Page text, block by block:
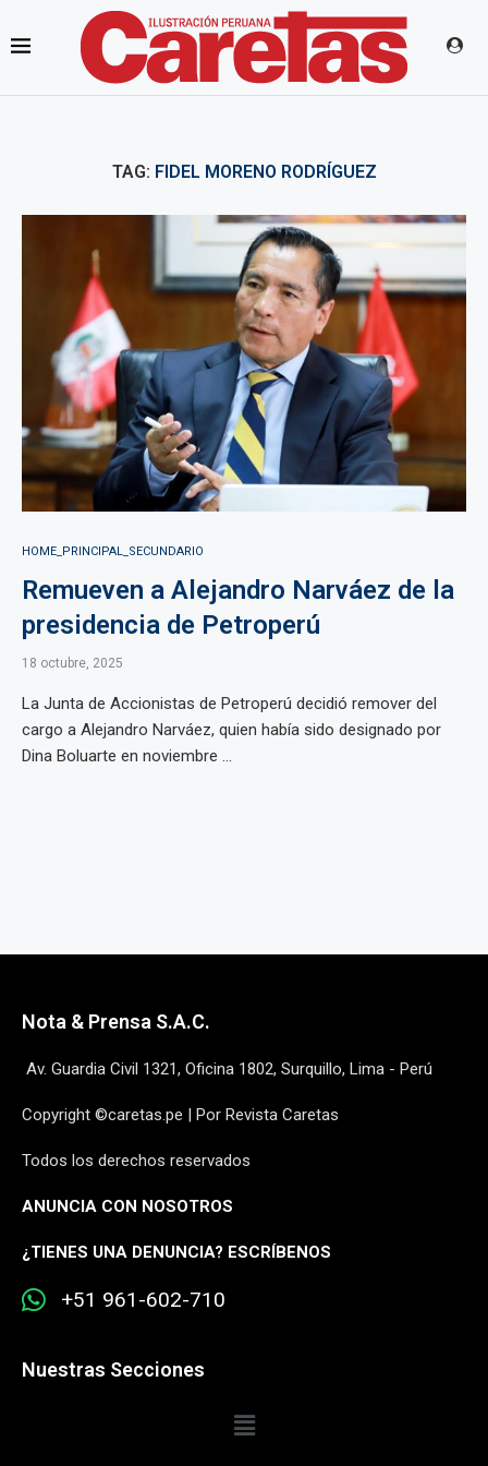
TAG: FIDEL MORENO RODRÍGUEZ
HOME_PRINCIPAL_SECUNDARIO
Remueven a Alejandro Narváez de la
presidencia de Petroperú
18 octubre, 2025
La Junta de Accionistas de Petroperú decidió remover del
cargo a Alejandro Narváez, quien había sido designado por
Dina Boluarte en noviembre ...
Nota & Prensa S.A.C.
Av. Guardia Civil 1321, Oficina 1802, Surquillo, Lima - Perú
Copyright ©caretas.pe | Por Revista Caretas
Todos los derechos reservados
ANUNCIA CON NOSOTROS
¿TIENES UNA DENUNCIA? ESCRÍBENOS
+51 961-602-710
Nuestras Secciones